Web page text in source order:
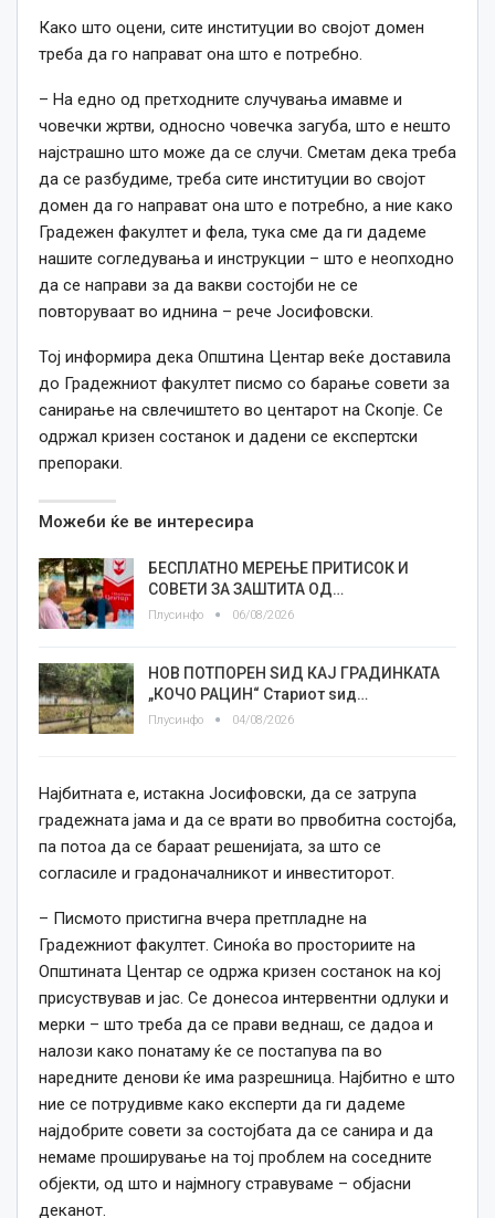
Како што оцени, сите институции во својот домен
треба да го направат она што е потребно.
– На едно од претходните случувања имавме и
човечки жртви, односно човечка загуба, што е нешто
најстрашно што може да се случи. Сметам дека треба
да се разбудиме, треба сите институции во својот
домен да го направат она што е потребно, а ние како
Градежен факултет и фела, тука сме да ги дадеме
нашите согледувања и инструкции – што е неопходно
да се направи за да вакви состојби не се
повторуваат во иднина – рече Јосифовски.
Тој информира дека Општина Центар веќе доставила
до Градежниот факултет писмо со барање совети за
санирање на свлечиштето во центарот на Скопје. Се
одржал кризен состанок и дадени се експертски
препораки.
Можеби ќе ве интересира
БЕСПЛАТНО МЕРЕЊЕ ПРИТИСОК И
СОВЕТИ ЗА ЗАШТИТА ОД…
Плусинфо 06/08/2026
НОВ ПОТПОРЕН ЅИД КАЈ ГРАДИНКАТА
„КОЧО РАЦИН“ Стариот ѕид…
Плусинфо 04/08/2026
Најбитната е, истакна Јосифовски, да се затрупа
градежната јама и да се врати во првобитна состојба,
па потоа да се бараат решенијата, за што се
согласиле и градоначалникот и инвеститорот.
– Писмото пристигна вчера претпладне на
Градежниот факултет. Синоќа во просториите на
Општината Центар се одржа кризен состанок на кој
присуствував и јас. Се донесоа интервентни одлуки и
мерки – што треба да се прави веднаш, се дадоа и
налози како понатаму ќе се постапува па во
наредните денови ќе има разрешница. Најбитно е што
ние се потрудивме како експерти да ги дадеме
најдобрите совети за состојбата да се санира и да
немаме проширување на тој проблем на соседните
објекти, од што и најмногу стравуваме – објасни
деканот.